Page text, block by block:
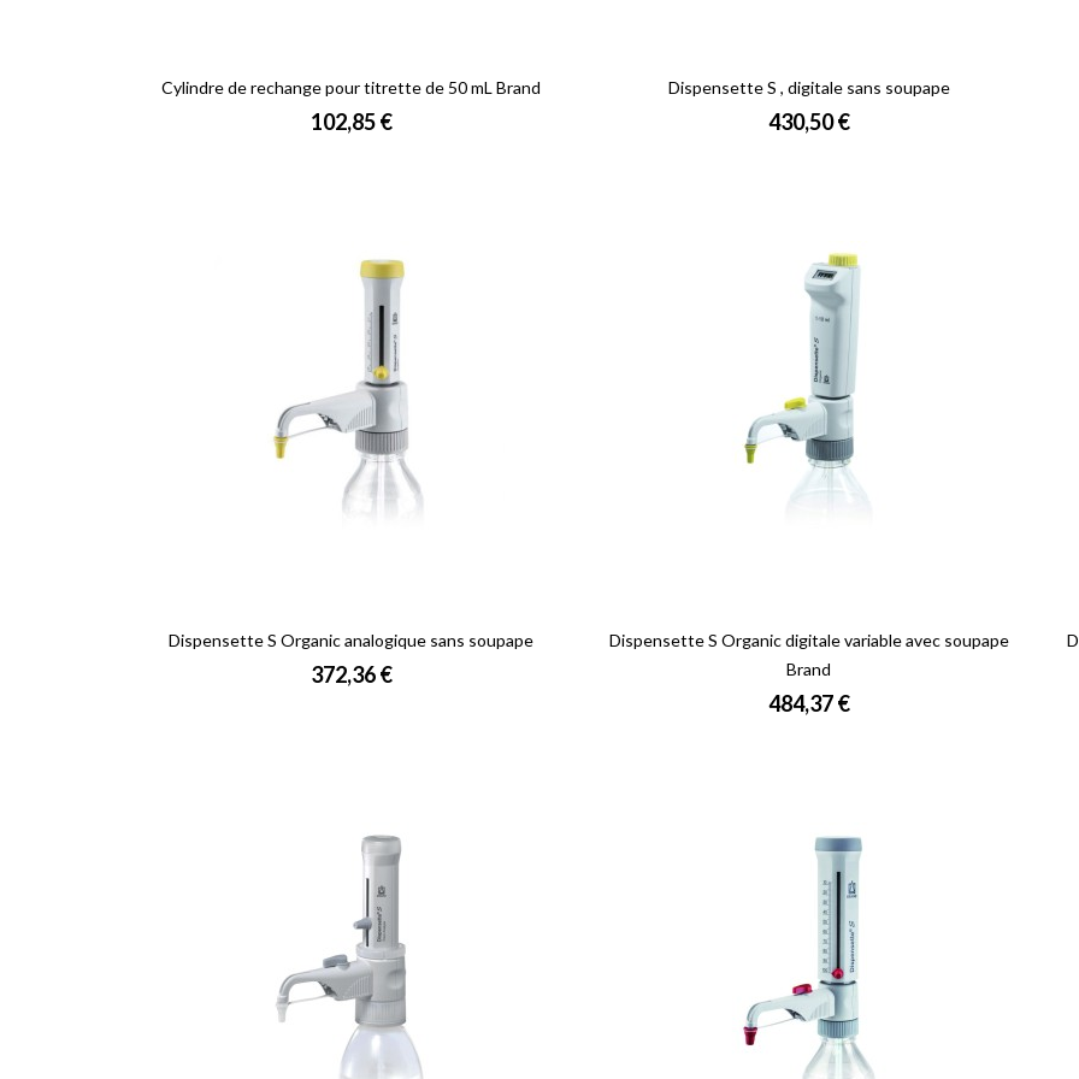
Cylindre de rechange pour titrette de 50 mL Brand
Prix
102,85 €
Dispensette S , digitale sans soupape
Prix
430,50 €
Dispensette S Organic analogique sans soupape
Prix
372,36 €
Dispensette S Organic digitale variable avec soupape
Brand
Prix
484,37 €